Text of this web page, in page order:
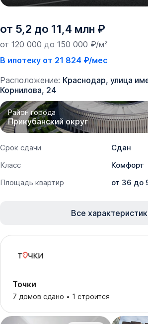
от 5,2 до 11,4 млн ₽
от 120 000 до 150 000 ₽/м²
В ипотеку от 21 824 ₽/мес
Расположение: Краснодар, улица
Корнилова, 24
Район города
Прикубанский округ
Срок сдачи
Сдан
Класс
Комфорт
Площадь квартир
от 36 до
Все
Точки
7 домов сдано 1 строится